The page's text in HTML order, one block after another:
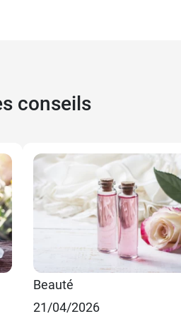
50 ml
conseils
Beauté
21/04/2026